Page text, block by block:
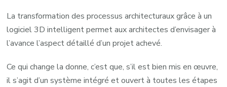
La transformation des processus architecturaux grâce à un
logiciel 3D intelligent permet aux architectes d’envisager à
l’avance l’aspect détaillé d’un projet achevé.
Ce qui change la donne, c’est que, s’il est bien mis en œuvre,
il s’agit d’un système intégré et ouvert à toutes les étapes